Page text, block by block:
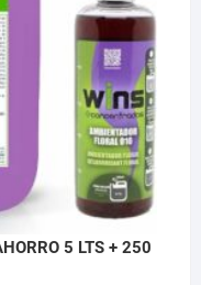
5 LTS + 250